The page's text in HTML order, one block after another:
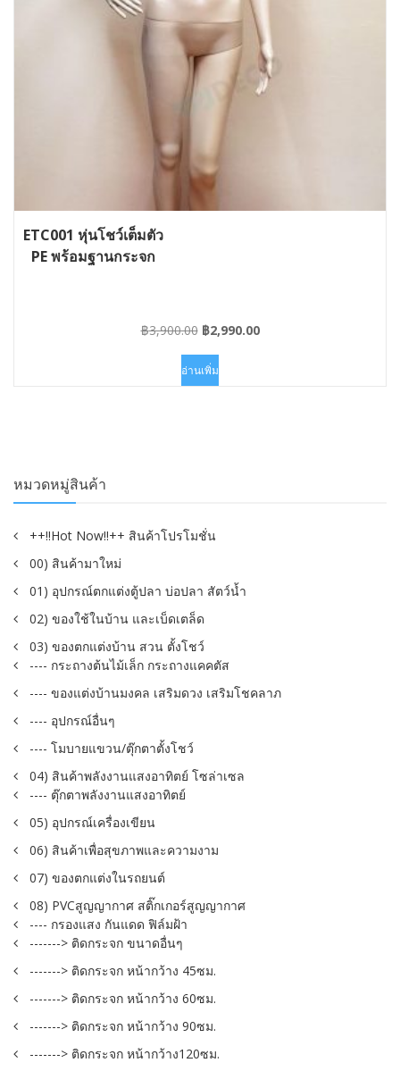
ETC001 หุ่นโชว์เต็มตัว
PE พร้อมฐานกระจก
฿3,900.00 Original
was:
฿3,900.00.
฿2,990.00Current
อ่านเพิ่ม
หมวดหมู่สินค้า
++!!Hot Now!!++ สินค้าโปรโมชั่น
00) สินค้ามาใหม่
01) อุปกรณ์ตกแต่งตู้ปลา บ่อปลา สัตว์น้ำ
02) ของใช้ในบ้าน และเบ็ดเตล็ด
03) ของตกแต่งบ้าน สวน ตั้งโชว์
---- กระถางต้นไม้เล็ก กระถางแคคตัส
---- ของแต่งบ้านมงคล เสริมดวง เสริมโชคลาภ
---- อุปกรณ์อื่นๆ
---- โมบายแขวน/ตุ๊กตาตั้งโชว์
04) สินค้าพลังงานแสงอาทิตย์ โซล่าเซล
---- ตุ๊กตาพลังงานแสงอาทิตย์
05) อุปกรณ์เครื่องเขียน
06) สินค้าเพื่อสุขภาพและความงาม
07) ของตกแต่งในรถยนต์
08) PVCสูญญากาศ สติ๊กเกอร์สูญญากาศ
---- กรองแสง กันแดด ฟิล์มฝ้า
-------> ติดกระจก ขนาดอื่นๆ
-------> ติดกระจก หน้ากว้าง 45ซม.
-------> ติดกระจก หน้ากว้าง 60ซม.
-------> ติดกระจก หน้ากว้าง 90ซม.
-------> ติดกระจก หน้ากว้าง120ซม.